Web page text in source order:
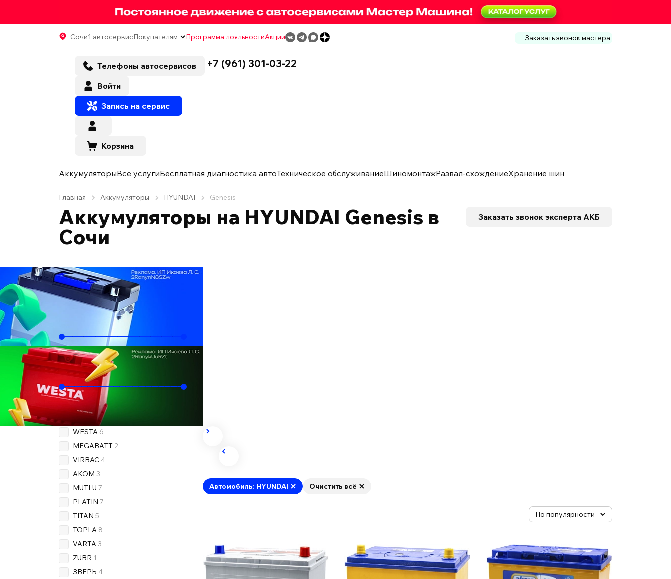
Сочи1 автосервисПокупателям Программа лояльностиАкции Заказать звонок мастера
Телефоны автосервисов +7 (961) 301-03-22
Войти
Запись на сервис
Корзина
АккумуляторыВсе услугиБесплатная диагностика автоТехническое обслуживаниеШиномонтажРазвал-схождениеХранение шин
Главная Аккумуляторы HYUNDAI Genesis
Аккумуляторы на HYUNDAI Genesis в
Сочи
Заказать звонок эксперта АКБ
Подобрать по автомобилю
Ёмкость, Ач
Пусковой ток, А
630
Бренд
OEM7
WESTA 6
MEGABATT 2
VIRBAC 4
AKOM 3
MUTLU 7
PLATIN 7
TITAN 5
TOPLA 8
VARTA 3
ZUBR 1
ЗВЕРЬ 4
Автомобиль: HYUNDAI Очистить всё